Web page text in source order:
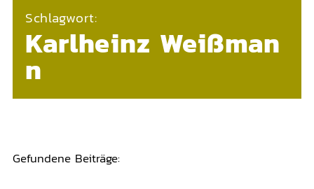
Schlagwort:
Karlheinz Weißman
n
Gefundene Beiträge: